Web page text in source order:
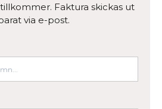
Faktura skickas ut
via e-post.